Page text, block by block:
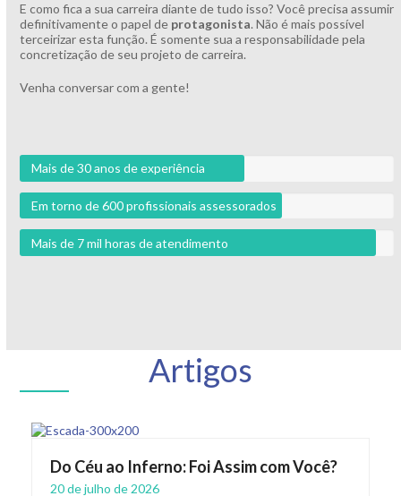
E como fica a sua carreira diante de tudo isso? Você precisa assumir
definitivamente o papel de protagonista. Não é mais possível
terceirizar esta função. É somente sua a responsabilidade pela
concretização de seu projeto de carreira.
Venha conversar com a gente!
Mais de 30 anos de experiência
Em torno de 600 profissionais assessorados
Mais de 7 mil horas de atendimento
Artigos
Do Céu ao Inferno: Foi Assim com Você?
20 de julho de 2026